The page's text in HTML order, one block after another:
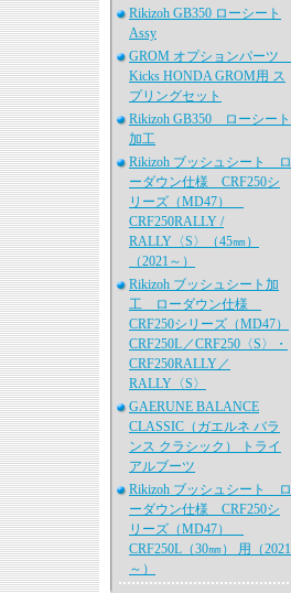
Rikizoh GB350 ローシート
Assy
GROM オプションパーツ
Kicks HONDA GROM用 ス
プリングセット
Rikizoh GB350 ローシート
加工
Rikizoh ブッシュシート ロ
ーダウン仕様 CRF250シ
リーズ（MD47）
CRF250RALLY /
RALLY〈S〉（45㎜）
（2021～）
Rikizoh ブッシュシート加
工 ローダウン仕様
CRF250シリーズ（MD47）
CRF250L／CRF250〈S〉・
CRF250RALLY／
RALLY〈S〉
GAERUNE BALANCE
CLASSIC（ガエルネ バラ
ンス クラシック） トライ
アルブーツ
Rikizoh ブッシュシート ロ
ーダウン仕様 CRF250シ
リーズ（MD47）
CRF250L（30㎜） 用（2021
～）